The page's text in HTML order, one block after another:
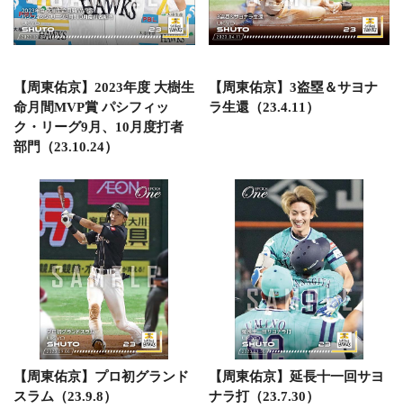
【周東佑京】2023年度 大樹生
命月間MVP賞 パシフィッ
ク・リーグ9月、10月度打者
部門（23.10.24）
【周東佑京】3盗塁＆サヨナ
ラ生還（23.4.11）
【周東佑京】プロ初グランド
スラム（23.9.8）
【周東佑京】延長十一回サヨ
ナラ打（23.7.30）